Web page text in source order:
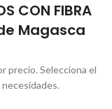
CON FIBRA
Magasca
precio. Selecciona el